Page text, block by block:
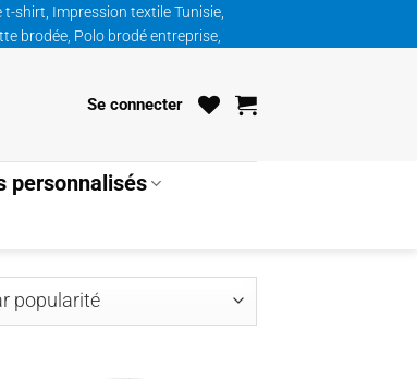
shirt, Impression textile Tunisie,
brodée, Polo brodé entreprise,
Se connecter
personnalisés